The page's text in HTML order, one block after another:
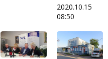
2020.10.15
08:50